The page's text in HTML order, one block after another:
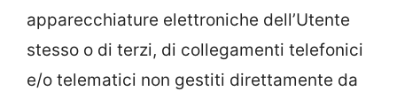
apparecchiature elettroniche dell’Utente
stesso o di terzi, di collegamenti telefonici
e/o telematici non gestiti direttamente da